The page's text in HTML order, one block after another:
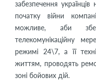
забезпечення
початку війни
можливе, аби
телекомунікаційну
режимі 24\7, а її
життям, проводять
зоні бойових дій.